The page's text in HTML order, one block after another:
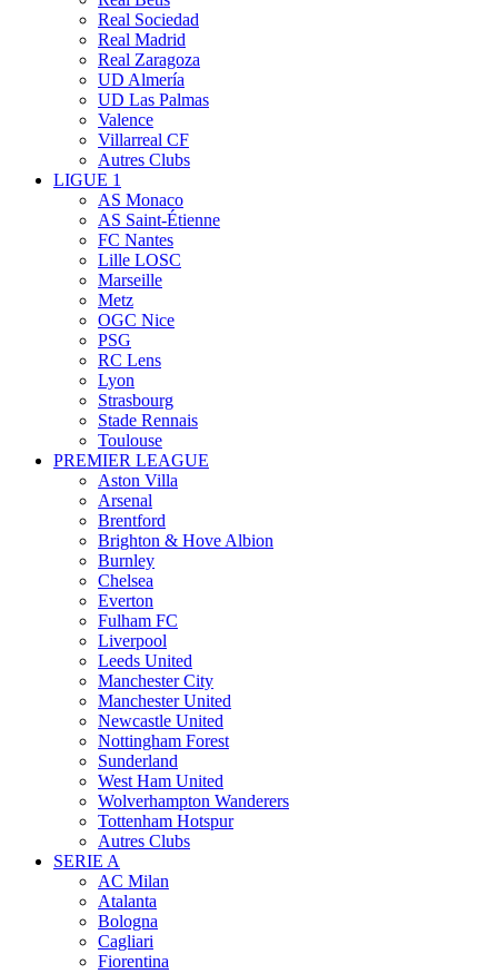
Real Sociedad
Real Madrid
Real Zaragoza
UD Almería
UD Las Palmas
Valence
Villarreal CF
Autres Clubs
LIGUE 1
AS Monaco
AS Saint-Étienne
FC Nantes
Lille LOSC
Marseille
Metz
OGC Nice
PSG
RC Lens
Lyon
Strasbourg
Stade Rennais
Toulouse
PREMIER LEAGUE
Aston Villa
Arsenal
Brentford
Brighton & Hove Albion
Burnley
Chelsea
Everton
Fulham FC
Liverpool
Leeds United
Manchester City
Manchester United
Newcastle United
Nottingham Forest
Sunderland
West Ham United
Wolverhampton Wanderers
Tottenham Hotspur
Autres Clubs
SERIE A
AC Milan
Atalanta
Bologna
Cagliari
Fiorentina